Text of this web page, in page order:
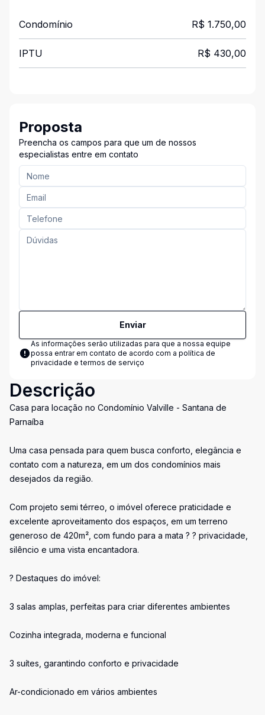
Condomínio R$ 1.750,00
IPTU R$ 430,00
Proposta
Preencha os campos para que um de nossos
especialistas entre em contato
Enviar
As informações serão utilizadas para que a nossa equipe
possa entrar em contato de acordo com a política de
privacidade e termos de serviço
Descrição
Casa para locação no Condomínio Valville - Santana de
Parnaíba
Uma casa pensada para quem busca conforto, elegância e
contato com a natureza, em um dos condomínios mais
desejados da região.
Com projeto semi térreo, o imóvel oferece praticidade e
excelente aproveitamento dos espaços, em um terreno
generoso de 420m², com fundo para a mata ? ? privacidade,
silêncio e uma vista encantadora.
? Destaques do imóvel:
3 salas amplas, perfeitas para criar diferentes ambientes
Cozinha integrada, moderna e funcional
3 suítes, garantindo conforto e privacidade
Ar-condicionado em vários ambientes